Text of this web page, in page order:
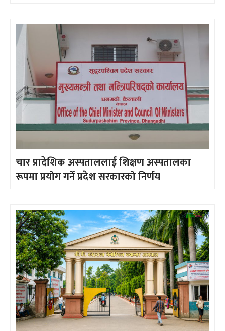
चार प्रादेशिक अस्पताललाई शिक्षण अस्पतालका
रूपमा प्रयोग गर्ने प्रदेश सरकारको निर्णय